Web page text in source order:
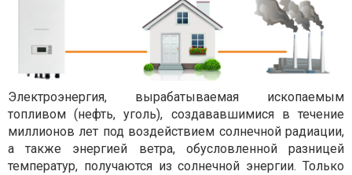
Электроэнергия, вырабатываемая ископаемым
топливом (нефть, уголь), создававшимися в течение
миллионов лет под воздействием солнечной радиации,
а также энергией ветра, обусловленной разницей
температур, получаются из солнечной энергии. Только